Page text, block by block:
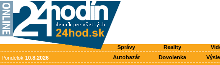
Správy Reality
Pondelok 10.8.2026 Autobazár Dovolenka